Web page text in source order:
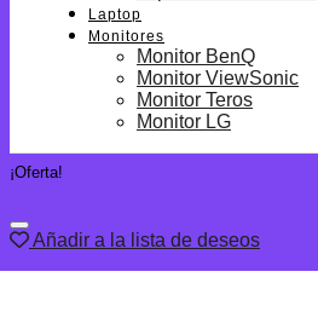
Laptop
Monitores
Monitor BenQ
Monitor ViewSonic
Monitor Teros
Monitor LG
¡Oferta!
Añadir a la lista de deseos